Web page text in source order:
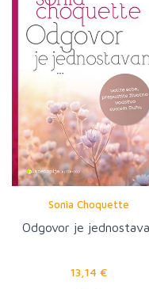
Sonia Choquette
Odgovor je
13,14 €